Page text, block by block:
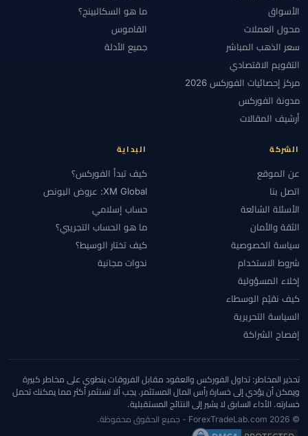
الأسواق
محول العملات
سعر الذهب المباشر
التقويم الاقتصادي
مركز إحصائيات الفوركس 2026
مدونة الفوركس
أرشيف المقالات
ما هو السكالبينج؟
القاموس
جميع الأدلة
الشركة
عن الموقع
اتصل بنا
الأسئلة الشائعة
الثقة والأمان
سياسة الخصوصية
شروط الاستخدام
إخلاء المسؤولية
كيف نقيّم الوسطاء
السياسة التحريرية
إفصاح الشراكة
البداية
كيف تبدأ الفوركس؟
XM Global: عروض البونص
حساب إسلامي
ما هو الحساب التجريبي؟
كيف تختار الوسيط؟
ندوات مجانية
تحذير المخاطر: تداول الفوركس والعقود مقابل الفروقات ينطوي على مخاطر كبيرة
ويمكن أن يؤدي إلى خسارة رأس المال المستثمر. يجب ألا تستثمر أكثر مما يمكنك تحمل
خسارته. الأداء السابق لا يشير إلى النتائج المستقبلية.
© 2026 ForexTradeLab.com - جميع الحقوق محفوظة.